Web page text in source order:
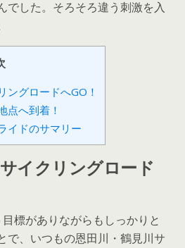
でした。そろそろ違う刺激を入
ングロードへGO！
点へ到着！
イドのサマリー
イクリングロード
標がありながらもしっかりと
で、いつもの恩田川・鶴見川サ